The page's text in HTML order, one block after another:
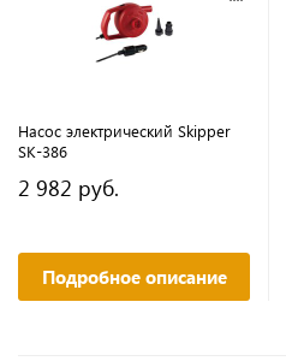
Насос электрический Skipper
SK-386
2 982 руб.
Подробное описание